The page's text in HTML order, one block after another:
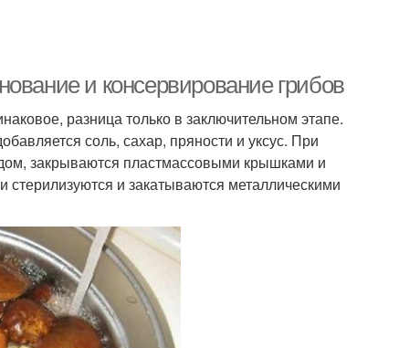
и консервирование грибов
разница только в заключительном этапе.
соль, сахар, пряности и уксус. При
закрываются пластмассовыми крышками и
и закатываются металлическими